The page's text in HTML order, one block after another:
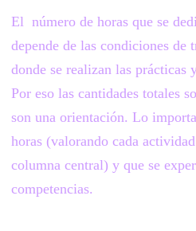
El número de horas que se
depende de las condiciones de
donde se realizan las prácticas
Por eso las cantidades totales
son una orientación. Lo
horas (valorando cada
columna central) y que se
competencias.